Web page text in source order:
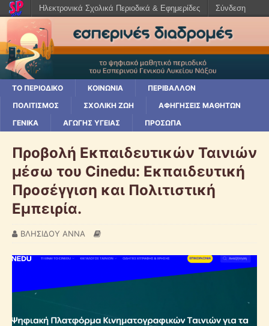
ΤΟ ΠΕΡΙΟΔΙΚΌ ΚΟΙΝΩΝΊΑ
ΠΕΡΙΒΆΛΛΟΝ
ΠΟΛΙΤΙΣΜΌΣ
ΣΧΟΛΙΚΉ ΖΩΉ
ΑΦΗΓΉΣΕΙΣ ΜΑΘΗΤΏΝ
ΓΕΝΙΚΆ
ΑΓΩΓΉΣ ΥΓΕΊΑΣ ΠΡΌΣΩΠΑ
Προβολή Εκπαιδευτικών Ταινιών
μέσω του Cinedu: Εκπαιδευτική
Προσέγγιση και Πολιτιστική
Εμπειρία.
ΒΛΗΣΙΔΟΥ ΑΝΝΑ
Ηλεκτρονικά Σχολικά Περιοδικά & Εφημερίδες Σύνδεση